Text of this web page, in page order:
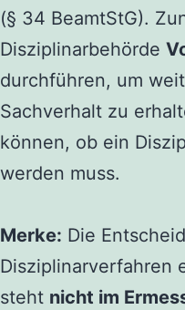
(§ 34 BeamtStG).
Disziplinarbehörde
durchführen, um
Sachverhalt zu
können, ob ein
werden muss.
Merke: Die
Disziplinarverfahren
steht nicht im